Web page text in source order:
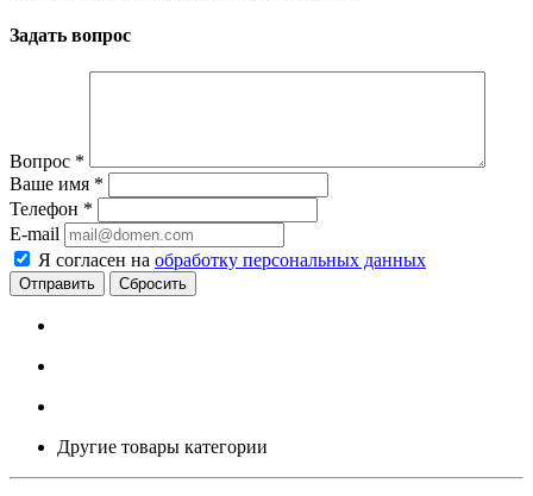
Задать вопрос
Вопрос *
Ваше имя *
Телефон *
E-mail
Я согласен на обработку персональных данных
Сбросить
Другие товары категории